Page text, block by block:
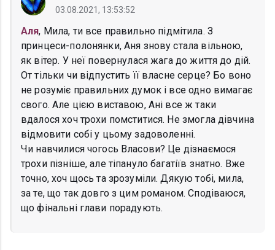
03.08.2021, 13:53:52
Аля, Мила, ти все правильно підмітила. З
принцеси-полонянки, Аня знову стала вільною,
як вітер. У неї повернулася жага до життя до дій.
От тільки чи відпустить її власне серце? Бо воно
не розуміє правильних думок і все одно вимагає
свого. Але цією виставою, Ані все ж таки
вдалося хоч трохи помститися. Не змогла дівчина
відмовити собі у цьому задоволенні.
Чи навчилися чогось Власови? Це дізнаємося
трохи пізніше, але тіпануло багатіїв знатно. Вже
точно, хоч щось та зрозуміли. Дякую тобі, мила,
за те, що так довго з цим романом. Сподіваюся,
що фінальні глави порадують.